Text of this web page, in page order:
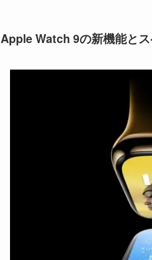
Apple Watch 9の新機能と